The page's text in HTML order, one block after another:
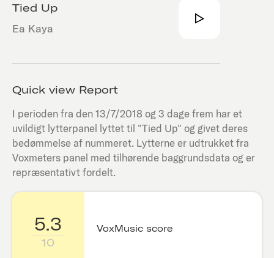
Tied Up
Ea Kaya
Quick view Report
I perioden fra den13/7/2018 og 3 dage frem har et
uvildigt lytterpanel lyttet til "Tied Up" og givet deres
bedømmelse af nummeret. Lytterne er udtrukket fra
Voxmeters panel med tilhørende baggrundsdata og er
repræsentativt fordelt.
5.3
10
VoxMusic score